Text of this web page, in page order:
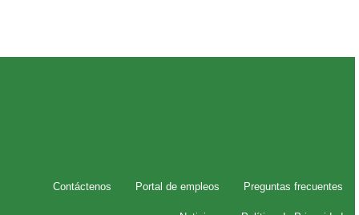
Contáctenos Portal de empleos Preguntas frecuentes